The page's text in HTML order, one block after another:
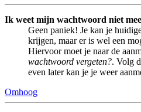
Ik weet mijn wachtwoord niet
Geen paniek! Je kan je
krijgen, maar er is wel een
Hiervoor moet je naar de
wachtwoord vergeten?. Volg
even later kan je je weer
Omhoog